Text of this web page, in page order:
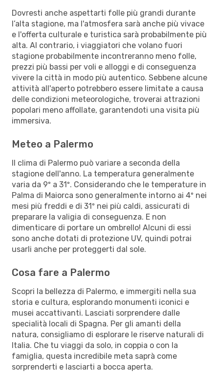
Dovresti anche aspettarti folle più grandi durante
l’alta stagione, ma l'atmosfera sarà anche più vivace
e l'offerta culturale e turistica sarà probabilmente più
alta. Al contrario, i viaggiatori che volano fuori
stagione probabilmente incontreranno meno folle,
prezzi più bassi per voli e alloggi e di conseguenza
vivere la città in modo più autentico. Sebbene alcune
attività all'aperto potrebbero essere limitate a causa
delle condizioni meteorologiche, troverai attrazioni
popolari meno affollate, garantendoti una visita più
immersiva.
Meteo a Palermo
Il clima di Palermo può variare a seconda della
stagione dell'anno. La temperatura generalmente
varia da 9º a 31º. Considerando che le temperature in
Palma di Maiorca sono generalmente intorno ai 4º nei
mesi più freddi e di 31º nei più caldi, assicurati di
preparare la valigia di conseguenza. E non
dimenticare di portare un ombrello! Alcuni di essi
sono anche dotati di protezione UV, quindi potrai
usarli anche per proteggerti dal sole.
Cosa fare a Palermo
Scopri la bellezza di Palermo, e immergiti nella sua
storia e cultura, esplorando monumenti iconici e
musei accattivanti. Lasciati sorprendere dalle
specialità locali di Spagna. Per gli amanti della
natura, consigliamo di esplorare le riserve naturali di
Italia. Che tu viaggi da solo, in coppia o con la
famiglia, questa incredibile meta saprà come
sorprenderti e lasciarti a bocca aperta.